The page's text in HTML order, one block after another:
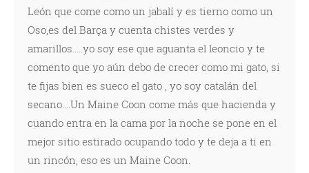
León que come como un jabalí y es tierno como un
Oso,es del Barça y cuenta chistes verdes y
amarillos.....yo soy ese que aguanta el leoncio y te
comento que yo aún debo de crecer como mi gato, si
te fijas bien es sueco el gato , yo soy catalán del
secano....Un Maine Coon come más que hacienda y
cuando entra en la cama por la noche se pone en el
mejor sitio estirado ocupando todo y te deja a ti en
un rincón, eso es un Maine Coon.